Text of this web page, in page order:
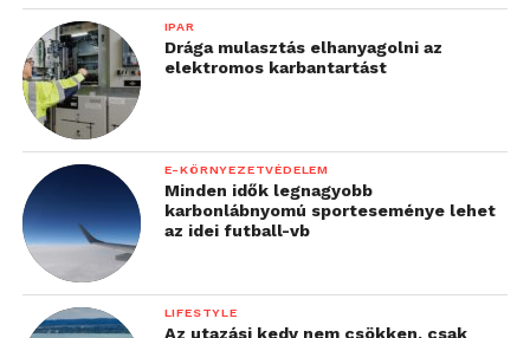
IPAR
Drága mulasztás elhanyagolni az
elektromos karbantartást
E-KÖRNYEZETVÉDELEM
Minden idők legnagyobb
karbonlábnyomú sporteseménye lehet
az idei futball-vb
LIFESTYLE
Az utazási kedv nem csökken, csak